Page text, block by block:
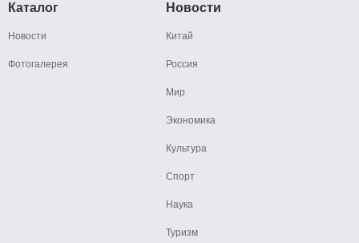
Каталог
Новости
Фотогалерея
Новости
Китай
Россия
Мир
Экономика
Культура
Спорт
Наука
Туризм